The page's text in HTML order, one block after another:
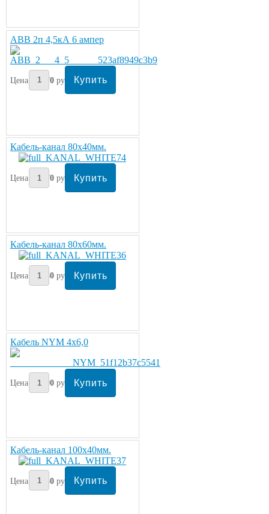
ABB 2п 4,5кА 6 ампер
Цена: 370руб/шт.
Кабель-канал 80х40мм.
Цена: 370руб
Кабель-канал 80х60мм.
Цена: 380руб
Кабель NYM 4х6,0
Цена: 400руб/метр
Кабель-канал 100х40мм.
Цена: 430руб